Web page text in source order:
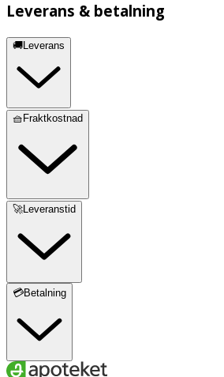
Leverans & betalning
🚚Leverans
🧺Fraktkostnad
🚀Leveranstid
💳Betalning